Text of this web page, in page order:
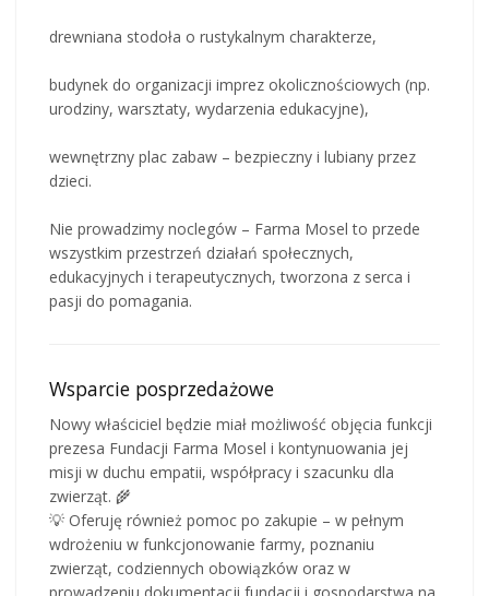
drewniana stodoła o rustykalnym charakterze,
budynek do organizacji imprez okolicznościowych (np.
urodziny, warsztaty, wydarzenia edukacyjne),
wewnętrzny plac zabaw – bezpieczny i lubiany przez
dzieci.
Nie prowadzimy noclegów – Farma Mosel to przede
wszystkim przestrzeń działań społecznych,
edukacyjnych i terapeutycznych, tworzona z serca i
pasji do pomagania.
Wsparcie posprzedażowe
Nowy właściciel będzie miał możliwość objęcia funkcji
prezesa Fundacji Farma Mosel i kontynuowania jej
misji w duchu empatii, współpracy i szacunku dla
zwierząt. 🌾
💡 Oferuję również pomoc po zakupie – w pełnym
wdrożeniu w funkcjonowanie farmy, poznaniu
zwierząt, codziennych obowiązków oraz w